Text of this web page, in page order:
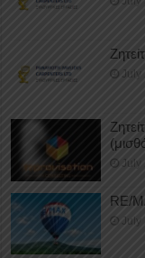
July
July
RE/